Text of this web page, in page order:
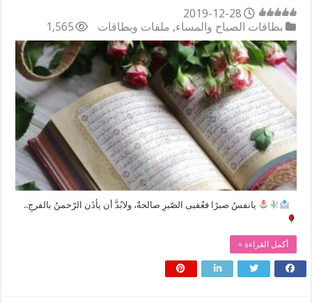
2019-12-28
بطاقات الصباح والمساء, ملفات وبطاقات 1,565
‏يانفسُ صبرًا فعُقبى الصّبرِ صالحةٌ، ولابُدَّ أن يأذَن الرّحمنُ بالفرجِ..
أكمل القراءة »